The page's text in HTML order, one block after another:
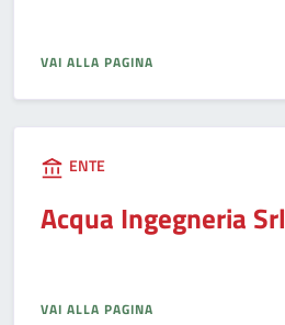
VAI ALLA PAGINA
ENTE
Acqua Ingegneria Srl
VAI ALLA PAGINA